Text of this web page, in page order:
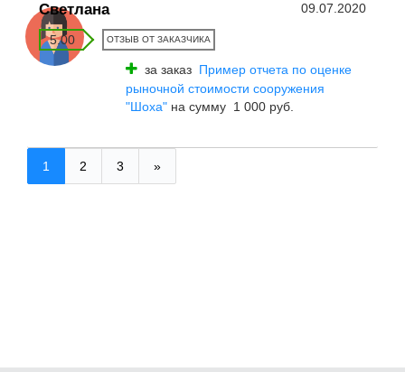
Светлана 09.07.2020
5.00 ОТЗЫВ ОТ ЗАКАЗЧИКА
за заказ Пример отчета по оценке
рыночной стоимости сооружения
"Шоха" на сумму 1 000 руб.
1 2 3 »